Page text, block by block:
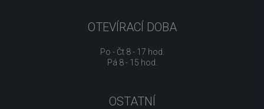
OTEVÍRACÍ DOBA
Po - Čt 8 - 17 hod.
Pá 8 - 15 hod.
OSTATNÍ